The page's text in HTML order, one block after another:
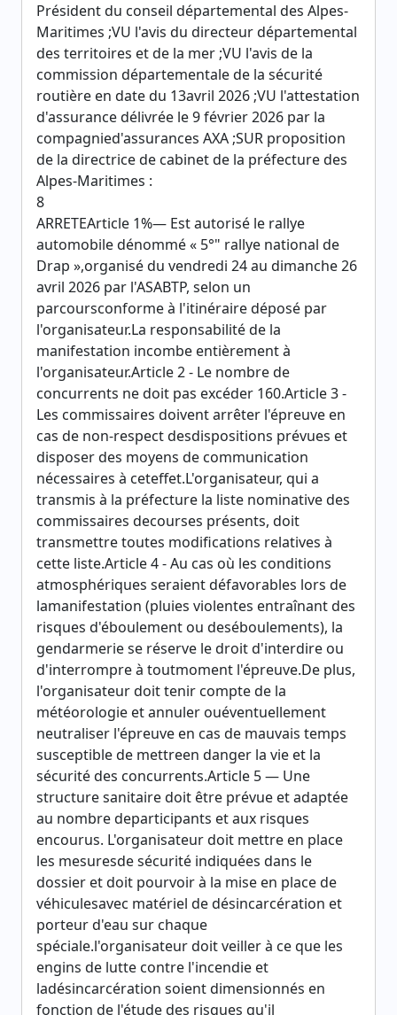
Président du conseil départemental des Alpes-
Maritimes ;VU l'avis du directeur départemental
des territoires et de la mer ;VU l'avis de la
commission départementale de la sécurité
routière en date du 13avril 2026 ;VU l'attestation
d'assurance délivrée le 9 février 2026 par la
compagnied'assurances AXA ;SUR proposition
de la directrice de cabinet de la préfecture des
Alpes-Maritimes :
8
ARRETEArticle 1%— Est autorisé le rallye
automobile dénommé « 5°" rallye national de
Drap »,organisé du vendredi 24 au dimanche 26
avril 2026 par l'ASABTP, selon un
parcoursconforme à l'itinéraire déposé par
l'organisateur.La responsabilité de la
manifestation incombe entièrement à
l'organisateur.Article 2 - Le nombre de
concurrents ne doit pas excéder 160.Article 3 -
Les commissaires doivent arrêter l'épreuve en
cas de non-respect desdispositions prévues et
disposer des moyens de communication
nécessaires à ceteffet.L'organisateur, qui a
transmis à la préfecture la liste nominative des
commissaires decourses présents, doit
transmettre toutes modifications relatives à
cette liste.Article 4 - Au cas où les conditions
atmosphériques seraient défavorables lors de
lamanifestation (pluies violentes entraînant des
risques d'éboulement ou deséboulements), la
gendarmerie se réserve le droit d'interdire ou
d'interrompre à toutmoment l'épreuve.De plus,
l'organisateur doit tenir compte de la
météorologie et annuler ouéventuellement
neutraliser l'épreuve en cas de mauvais temps
susceptible de mettreen danger la vie et la
sécurité des concurrents.Article 5 — Une
structure sanitaire doit être prévue et adaptée
au nombre departicipants et aux risques
encourus. L'organisateur doit mettre en place
les mesuresde sécurité indiquées dans le
dossier et doit pourvoir à la mise en place de
véhiculesavec matériel de désincarcération et
porteur d'eau sur chaque
spéciale.l'organisateur doit veiller à ce que les
engins de lutte contre l'incendie et
ladésincarcération soient dimensionnés en
fonction de l'étude des risques qu'il